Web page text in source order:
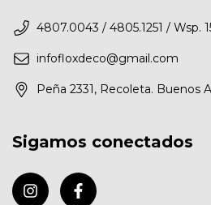
4807.0043 / 4805.1251 / Wsp.
infofloxdeco@gmail.com
Peña 2331, Recoleta. Buenos
Sigamos conectados